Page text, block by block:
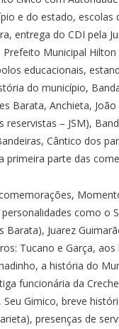
e do estado, escolas
entrega do CDI pela
Municipal Hilton
educacionais,
do município,
Barata, Anchieta, João
reservistas – JSM),
Cântico dos
primeira parte das
como o
Barata), Juarez
Tucano e Garça, aos
a história do
funcionária da
Gimico, breve
presenças de